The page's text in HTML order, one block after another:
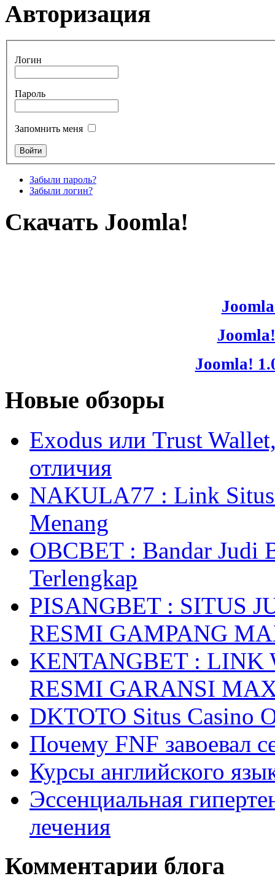
Авторизация
Логин
Пароль
Запомнить меня
Забыли пароль?
Забыли логин?
Скачать Joomla!
Joomla!
Новые обзоры
Exodus или Trust
отличия
NAKULA77 : Link Situs
Menang
OBCBET : Bandar Judi
Terlengkap
PISANGBET : SITUS
RESMI GAMPANG
KENTANGBET : LINK
RESMI GARANSI
DKTOTO Situs Casino
Почему FNF завоевал
Курсы английского
Эссенциальная
лечения
Комментарии блога